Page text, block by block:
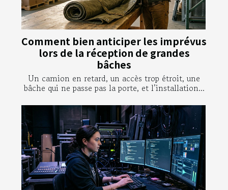
Comment bien anticiper les imprévus
lors de la réception de grandes
bâches
Un camion en retard, un accès trop étroit, une
bâche qui ne passe pas la porte, et l’installation...